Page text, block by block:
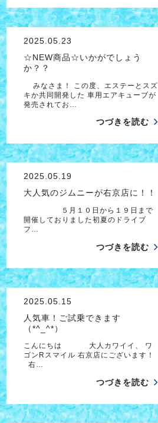
2025.05.23
☆NEW商品☆いかがでしょう
か？？
みなさま！ この度、エステーとスズ
キか共同開発した 車用エアキューブが
発売されてお…
つづきを読む
2025.05.19
大人気のジムニーが右京店に！！
５月１０日から１９日まで
開催しておりました初夏のドライブ
フ…
つづきを読む
2025.05.15
人気車！ご試乗できます
（*^_^*）
こんにちは 大人カワイイ、 ワ
ゴンRスマイル 右京店にございます！
右…
つづきを読む